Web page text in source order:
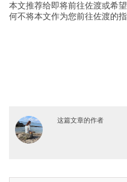
本文推荐给即将前往佐渡或希
何不将本文作为您前往佐渡的
这篇文章的作者